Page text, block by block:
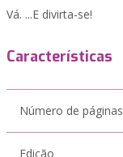
Vá. ...E divirta-se!
Características
Número de páginas
Edição